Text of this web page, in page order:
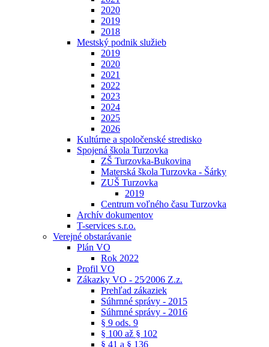
2020
2019
2018
Mestský podnik služieb
2019
2020
2021
2022
2023
2024
2025
2026
Kultúrne a spoločenské stredisko
Spojená škola Turzovka
ZŠ Turzovka-Bukovina
Materská škola Turzovka - Šárky
ZUŠ Turzovka
2019
Centrum voľného času Turzovka
Archív dokumentov
T-services s.r.o.
Verejné obstarávanie
Plán VO
Rok 2022
Profil VO
Zákazky VO - 25⁄2006 Z.z.
Prehľad zákaziek
Súhrnné správy - 2015
Súhrnné správy - 2016
§ 9 ods. 9
§ 100 až § 102
§ 41 a § 136